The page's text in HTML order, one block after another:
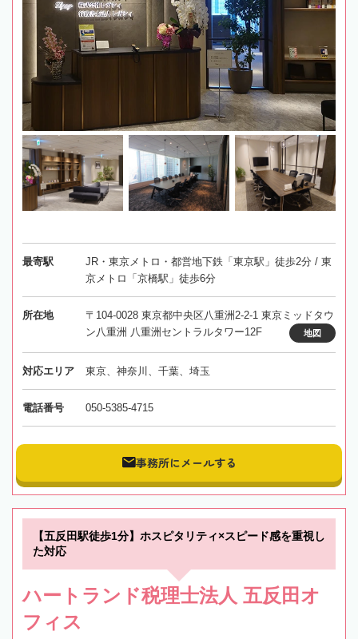
最寄駅
JR・東京メトロ・都営地下鉄「東京駅」徒歩2分 / 東
京メトロ「京橋駅」徒歩6分
所在地
〒104-0028 東京都中央区八重洲2-2-1 東京ミッドタウ
ン八重洲 八重洲セントラルタワー12F
地図
対応エリア 東京、神奈川、千葉、埼玉
電話番号 050-5385-4715
事務所にメールする
【五反田駅徒歩1分】ホスピタリティ×スピード感を重視し
た対応
ハートランド税理士法人 五反田オ
フィス